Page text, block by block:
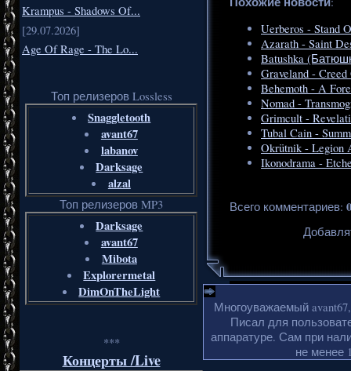
Krampus - Shadows Of...
[29.07.2026]
Age Of Rage - The Lo...
Топ релизеров Lossless
Snaggletooth
avant67
labanov
Darksage
alzal
Топ релизеров MP3
Darksage
avant67
Mibota
Explorermetal
DimOnTheLight
***
Концерты /Live
Uerberos - Stand
Azarath - Saint
Batushka
Graveland -
Behemoth - A
Nomad -
Grimcult -
Tubal Cain -
Okrütnik - Legion
Ikonodrama -
Всего комментариев: 0
Многоуважаемый
Писал для
аппаратуре. Сам при
не менее